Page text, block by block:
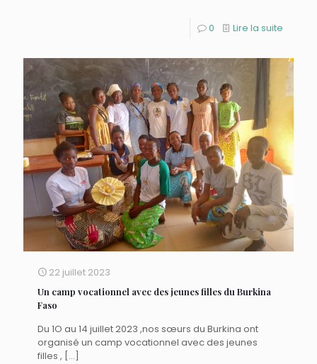
0 Lire la suite
22 juillet 2023
Un camp vocationnel avec des jeunes filles du Burkina
Faso
Du 1O au 14 juillet 2023 ,nos sœurs du Burkina ont
organisé un camp vocationnel avec des jeunes
filles , […]